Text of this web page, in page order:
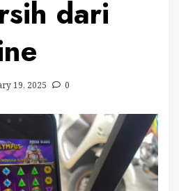
dari
19, 2025 0